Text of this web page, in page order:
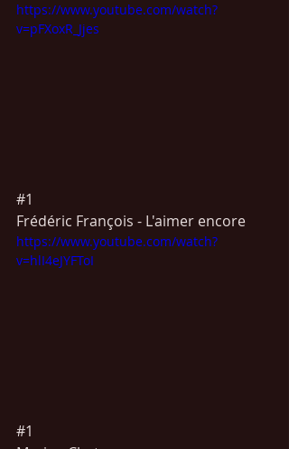
https://www.youtube.com/watch?
v=pFXoxR_Jjes
#1
Frédéric François - L'aimer encore
https://www.youtube.com/watch?
v=hlI4eJYFToI
#1